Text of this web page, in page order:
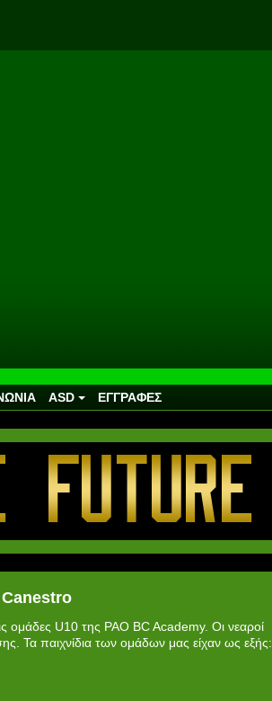
ASD ΕΓΓΡΑΦΕΣ
ομάδες U10 της PAO BC Academy. Οι νεαροί
Τα παιχνίδια των ομάδων μας είχαν ως εξής: